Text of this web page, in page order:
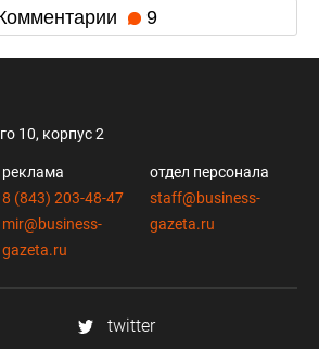
9
10, корпус 2
реклама
8 (843) 203-48-47
mir@business-
gazeta.ru
отдел персонала
staff@business-
gazeta.ru
twitter